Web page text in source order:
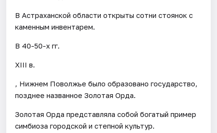
В Астраханской области открыты сотни стоянок с
каменным инвентарем.
В 40-50-х гг.
XIII в.
, Нижнем Поволжье было образовано государство,
позднее названное Золотая Орда.
Золотая Орда представляла собой богатый пример
симбиоза городской и степной культур.